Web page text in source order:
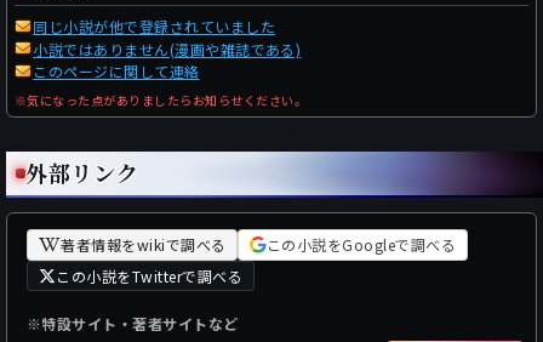
同じ小説が他で登録されていました
小説ではありません(漫画や雑誌である)
このページに関して連絡
※気になった点がありましたらお知らせください。
外部リンク
著者情報をwikiで調べる
この小説をGoogleで調べる
この小説をTwitterで調べる
※特設サイト・著者サイトなど